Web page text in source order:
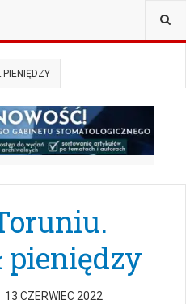
PIENIĘDZY
pieniędzy
13 CZERWIEC 2022